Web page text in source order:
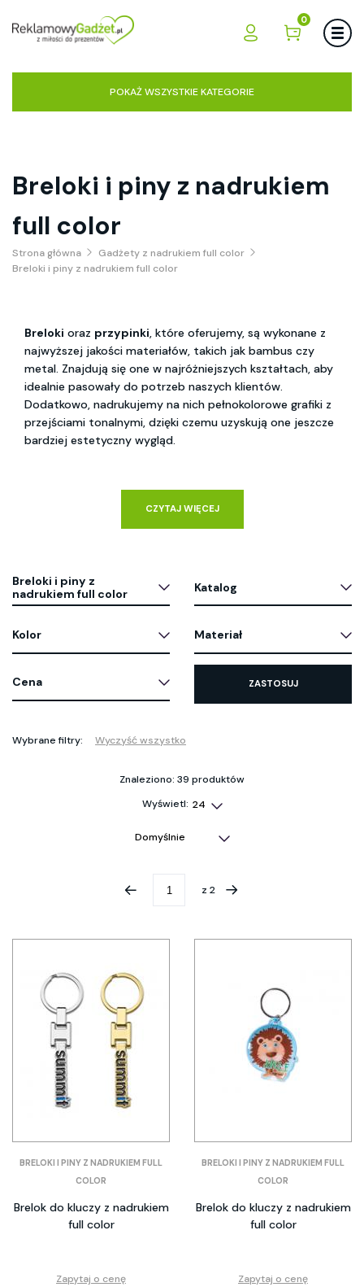
0
POKAŻ WSZYSTKIE KATEGORIE
Breloki i piny z nadrukiem
full color
Strona główna
Gadżety z nadrukiem full color
Breloki i piny z nadrukiem full color
Breloki oraz przypinki, które oferujemy, są wykonane z
najwyższej jakości materiałów, takich jak bambus czy
metal. Znajdują się one w najróżniejszych kształtach, aby
idealnie pasowały do potrzeb naszych klientów.
Dodatkowo, nadrukujemy na nich pełnokolorowe grafiki z
przejściami tonalnymi, dzięki czemu uzyskują one jeszcze
bardziej estetyczny wygląd.
CZYTAJ WIĘCEJ
Breloki i piny z
nadrukiem full color
Katalog
Kolor Materiał
Cena ZASTOSUJ
Wybrane filtry: Wyczyść wszystko
Znaleziono: 39 produktów
Wyświetl:
z 2
BRELOKI I PINY Z NADRUKIEM FULL
COLOR
Brelok do kluczy z nadrukiem
full color
Zapytaj o cenę
BRELOKI I PINY Z NADRUKIEM FULL
COLOR
Brelok do kluczy z nadrukiem
full color
Zapytaj o cenę